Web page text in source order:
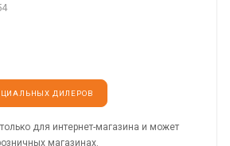
ДИЛЕРОВ
для интернет-магазина и может
магазинах.